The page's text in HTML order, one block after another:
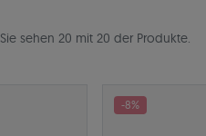
Sie sehen 20 mit 20 der Produkte.
-8%